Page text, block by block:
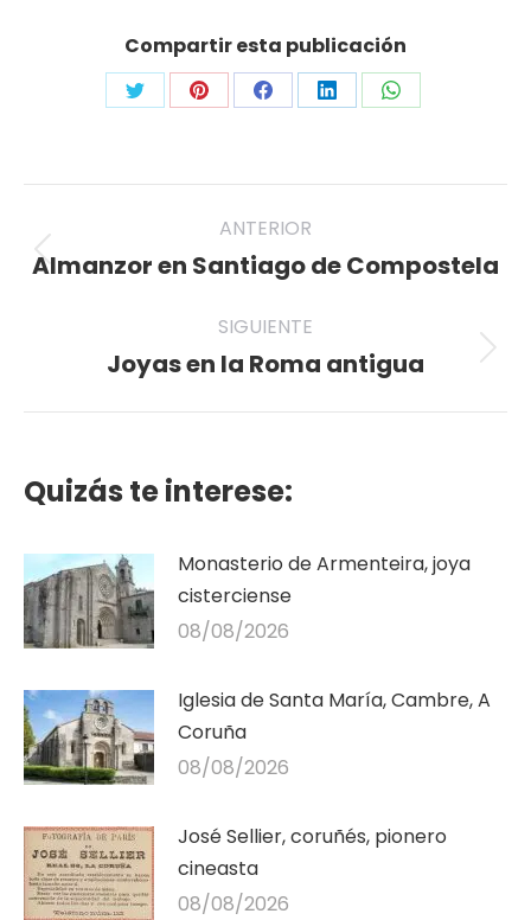
Compartir esta publicación
Share
Twitter
Share
Pinterest
Share
Facebook
Share
LinkedIn
Share
WhatsApp
Navegación
entre
publicaciones
ANTERIOR
Publicación
Almanzor en Santiago de Compostela
SIGUIENTE
Publicación
Joyas en la Roma antigua
Quizás te interese:
Monasterio de Armenteira, joya
cisterciense
08/08/2026
Iglesia de Santa María, Cambre, A
Coruña
08/08/2026
José Sellier, coruñés, pionero
cineasta
08/08/2026